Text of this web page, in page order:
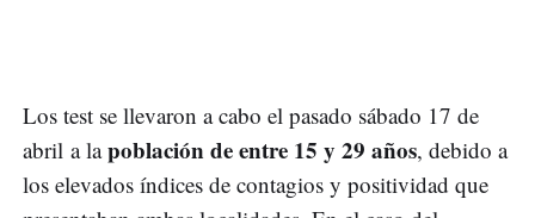
Los test se llevaron a cabo el pasado sábado 17 de
abril a lapoblación de entre 15 y 29 años, debido a
los elevados índices de contagios y positividad que